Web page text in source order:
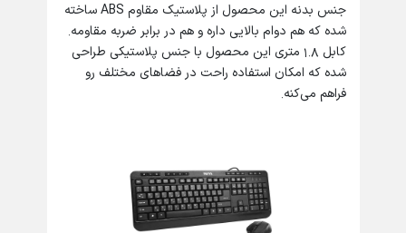
جنس بدنه این محصول از پلاستیک مقاوم ABS ساخته
شده که هم دوام بالایی داره و هم در برابر ضربه مقاومه.
کابل 1.8 متری این محصول با جنس پلاستیکی طراحی
شده که امکان استفاده راحت در فضاهای مختلف رو
فراهم می‌کنه.